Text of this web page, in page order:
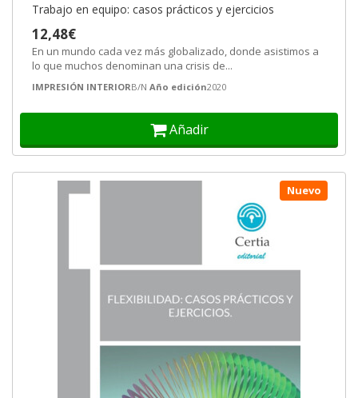
Trabajo en equipo: casos prácticos y ejercicios
12,48€
En un mundo cada vez más globalizado, donde asistimos a
lo que muchos denominan una crisis de...
IMPRESIÓN INTERIORB/N Año edición2020
Añadir
Nuevo